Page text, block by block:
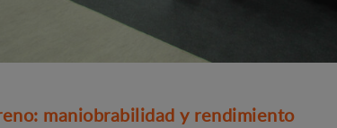
maniobrabilidad y rendimiento